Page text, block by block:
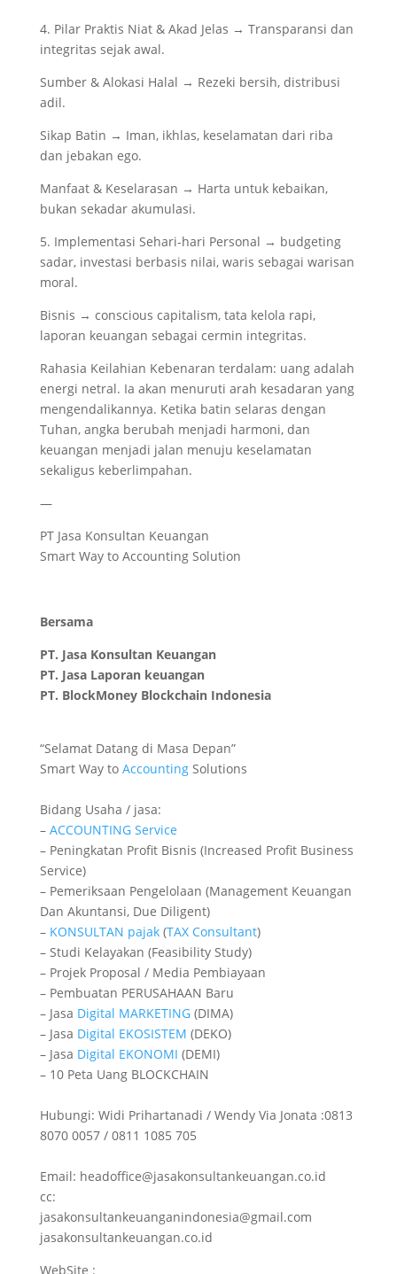
4. Pilar Praktis Niat & Akad Jelas → Transparansi dan
integritas sejak awal.
Sumber & Alokasi Halal → Rezeki bersih, distribusi
adil.
Sikap Batin → Iman, ikhlas, keselamatan dari riba
dan jebakan ego.
Manfaat & Keselarasan → Harta untuk kebaikan,
bukan sekadar akumulasi.
5. Implementasi Sehari-hari Personal → budgeting
sadar, investasi berbasis nilai, waris sebagai warisan
moral.
Bisnis → conscious capitalism, tata kelola rapi,
laporan keuangan sebagai cermin integritas.
Rahasia Keilahian Kebenaran terdalam: uang adalah
energi netral. Ia akan menuruti arah kesadaran yang
mengendalikannya. Ketika batin selaras dengan
Tuhan, angka berubah menjadi harmoni, dan
keuangan menjadi jalan menuju keselamatan
sekaligus keberlimpahan.
—
PT Jasa Konsultan Keuangan
Smart Way to Accounting Solution
Bersama
PT. Jasa Konsultan Keuangan
PT. Jasa Laporan keuangan
PT. BlockMoney Blockchain Indonesia
“Selamat Datang di Masa Depan”
Smart Way to AccountingSolutions
Bidang Usaha / jasa:
– ACCOUNTING Service
– Peningkatan Profit Bisnis (Increased Profit Business
Service)
– Pemeriksaan Pengelolaan (Management Keuangan
Dan Akuntansi, Due Diligent)
– KONSULTAN pajak(TAXConsultant)
– Studi Kelayakan (Feasibility Study)
– Projek Proposal / Media Pembiayaan
– Pembuatan PERUSAHAAN Baru
– Jasa Digital MARKETING(DIMA)
– Jasa Digital EKOSISTEM (DEKO)
– Jasa Digital EKONOMI (DEMI)
– 10 Peta Uang BLOCKCHAIN
Hubungi: Widi Prihartanadi / Wendy Via Jonata :0813
8070 0057 / 0811 1085 705
Email: headoffice@jasakonsultankeuangan.co.id
cc:
jasakonsultankeuanganindonesia@gmail.com
jasakonsultankeuangan.co.id
WebSite :